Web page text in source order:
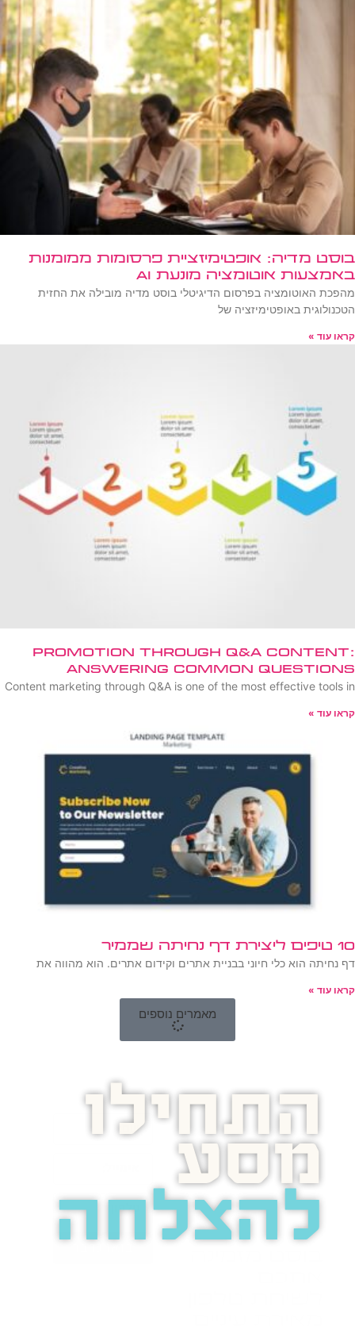
בוסט מדיה: אופטימיזציית פרסומות ממומנות
באמצעות אוטומציה מונעת AI
מהפכת האוטומציה בפרסום הדיגיטלי בוסט מדיה מובילה את החזית
הטכנולוגית באופטימיזציה של
קראו עוד »
Promotion Through Q&A Content:
Answering Common Questions
Content marketing through Q&A is one of the most effective tools in
קראו עוד »
10 טיפים ליצירת דף נחיתה שממיר
דף נחיתה הוא כלי חיוני בבניית אתרים וקידום אתרים. הוא מהווה את
קראו עוד »
מאמרים נוספים
התחילו
מסע
להצלחה
בואו נדבר